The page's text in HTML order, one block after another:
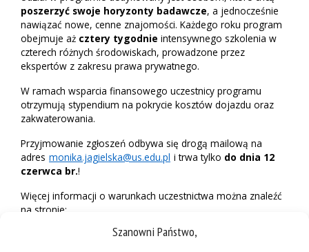
Szanowni Państwo,
poszerzyć swoje horyzonty badawcze, a jednocześnie
nawiązać nowe, cenne znajomości. Każdego roku program
obejmuje aż cztery tygodnie intensywnego szkolenia w
czterech różnych środowiskach, prowadzone przez
ekspertów z zakresu prawa prywatnego.
W ramach wsparcia finansowego uczestnicy programu
otrzymują stypendium na pokrycie kosztów dojazdu oraz
zakwaterowania.
Przyjmowanie zgłoszeń odbywa się drogą mailową na
adres monika.jagielska@us.edu.pl i trwa tylko do dnia 12
czerwca br.!
Więcej informacji o warunkach uczestnictwa można znaleźć
na stronie:
miedzynarodowa/pepp/nadchodzaca-edycja-zgloszenia/